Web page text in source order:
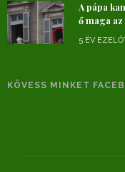
A pápa
ő maga
5 ÉV
KÖVESS MINKET